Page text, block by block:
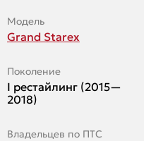
Модель
Grand Starex
Поколение
I рестайлинг (2015—
2018)
Владельцев по ПТС